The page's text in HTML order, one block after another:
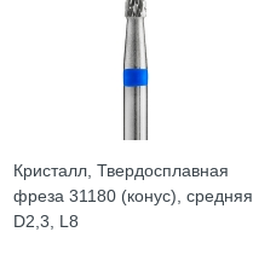
Кристалл, Твердосплавная
фреза 31180 (конус), средняя,
D2,3, L8